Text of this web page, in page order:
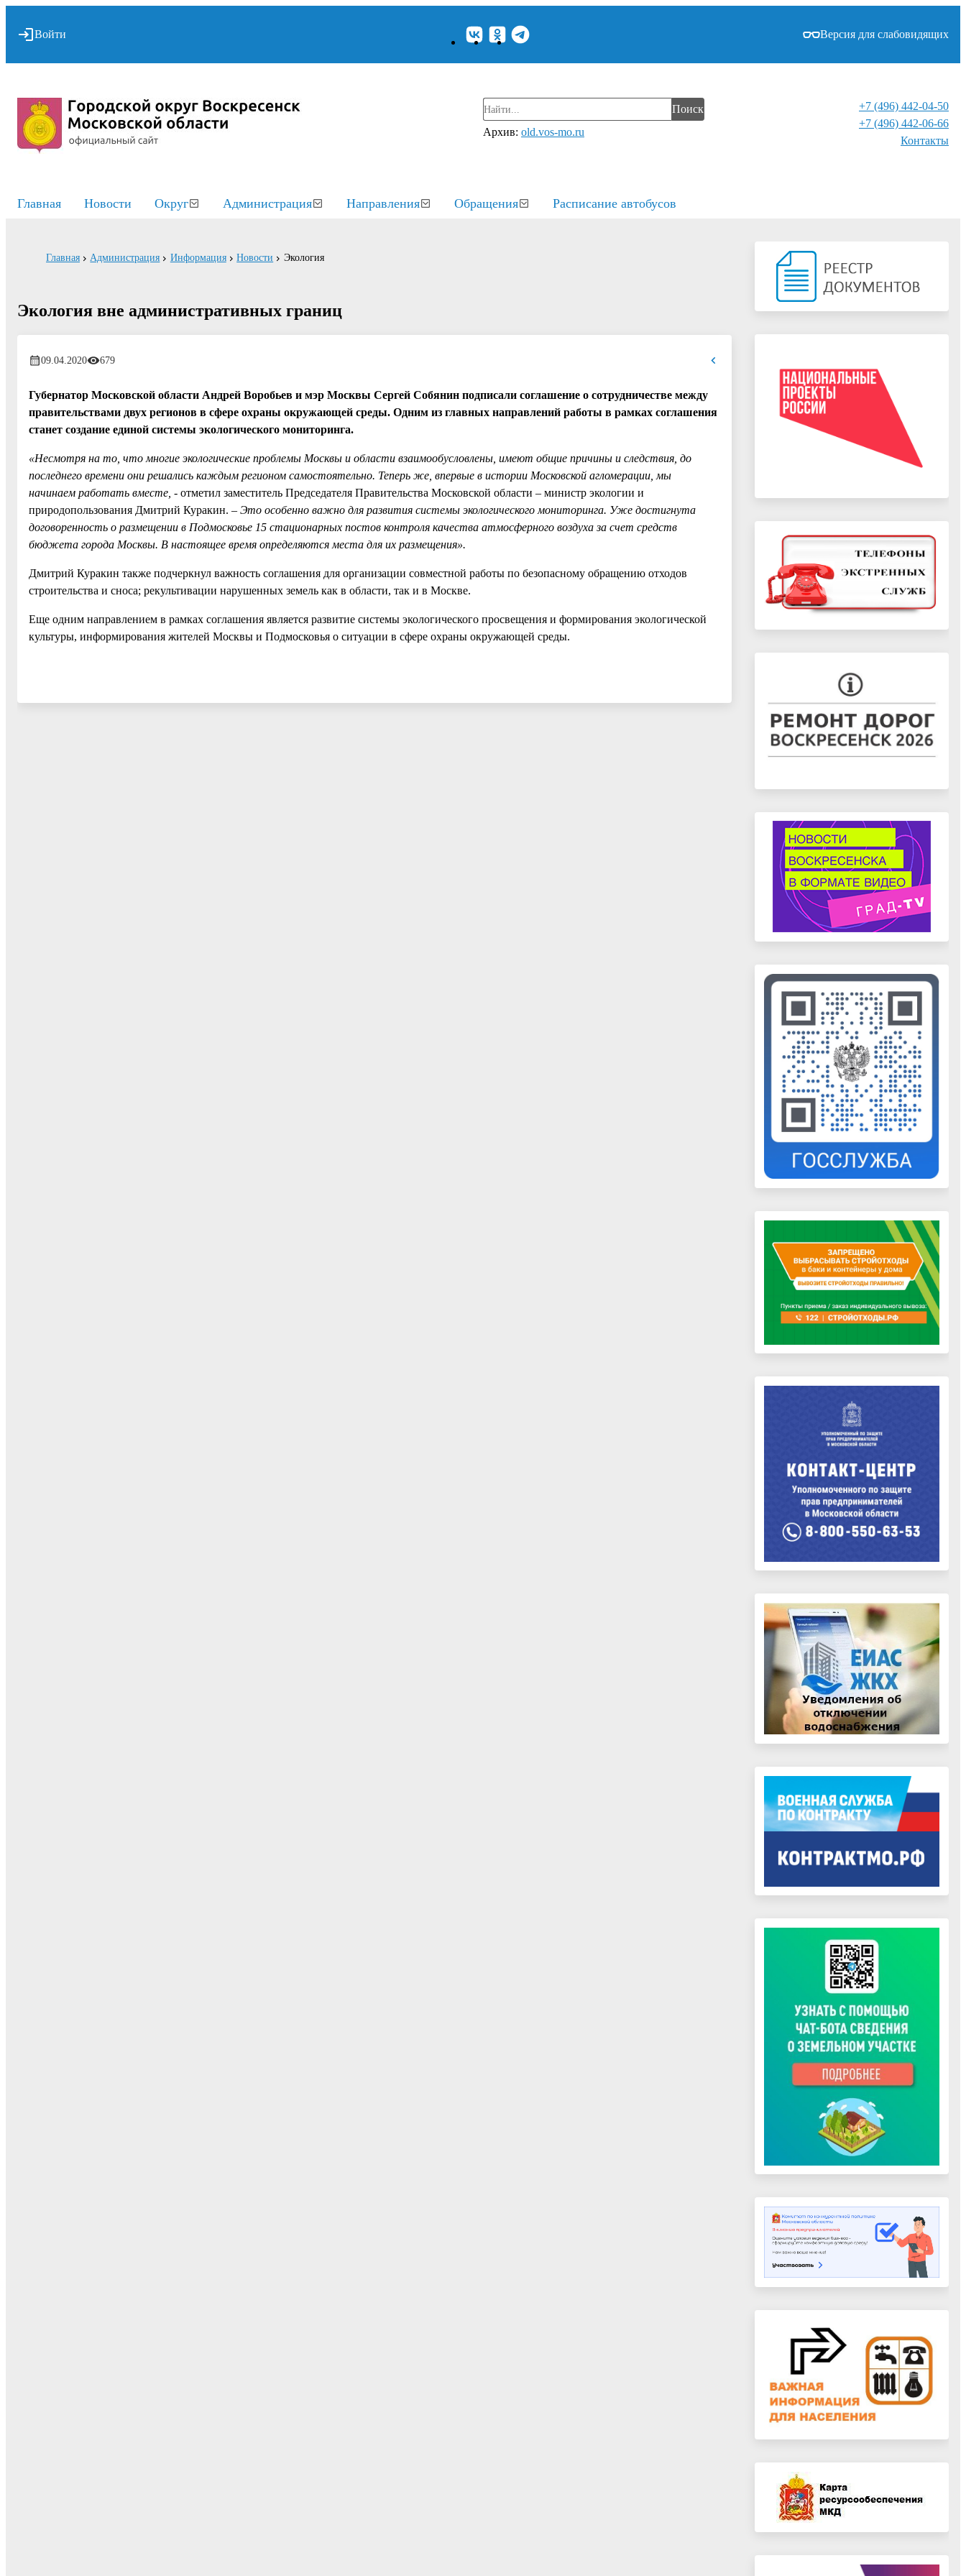
Войти Версия для слабовидящих
Поиск
Архив: old.vos-mo.ru
+7 (496) 442-04-50
+7 (496) 442-06-66
Контакты⁠
Главная Новости Округ Администрация Направления Обращения Расписание автобусов
Главная Администрация Информация Новости Экология
Экология вне административных границ
09.04.2020 679
Губернатор Московской области Андрей Воробьев и мэр Москвы Сергей Собянин подписали соглашение о сотрудничестве между
правительствами двух регионов в сфере охраны окружающей среды. Одним из главных направлений работы в рамках соглашения
станет создание единой системы экологического мониторинга.
«Несмотря на то, что многие экологические проблемы Москвы и области взаимообусловлены, имеют общие причины и следствия, до
последнего времени они решались каждым регионом самостоятельно. Теперь же, впервые в истории Московской агломерации, мы
начинаем работать вместе, - отметил заместитель Председателя Правительства Московской области – министр экологии и
природопользования Дмитрий Куракин. – Это особенно важно для развития системы экологического мониторинга. Уже достигнута
договоренность о размещении в Подмосковье 15 стационарных постов контроля качества атмосферного воздуха за счет средств
бюджета города Москвы. В настоящее время определяются места для их размещения».
Дмитрий Куракин также подчеркнул важность соглашения для организации совместной работы по безопасному обращению отходов
строительства и сноса; рекультивации нарушенных земель как в области, так и в Москве.
Еще одним направлением в рамках соглашения является развитие системы экологического просвещения и формирования экологической
культуры, информирования жителей Москвы и Подмосковья о ситуации в сфере охраны окружающей среды.